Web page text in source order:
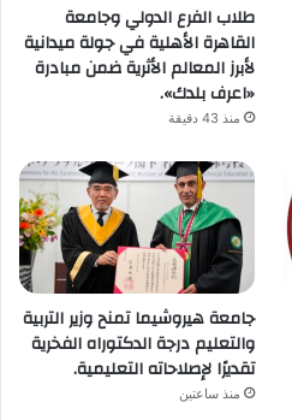
طلاب الفرع الدولي وجامعة
القاهرة الأهلية في جولة ميدانية
لأبرز المعالم الأثرية ضمن مبادرة
«اعرف بلدك».
منذ 43 دقيقة
جامعة هيروشيما تمنح وزير التربية
والتعليم درجة الدكتوراه الفخرية
تقديرًا لإصلاحاته التعليمية.
منذ ساعتين